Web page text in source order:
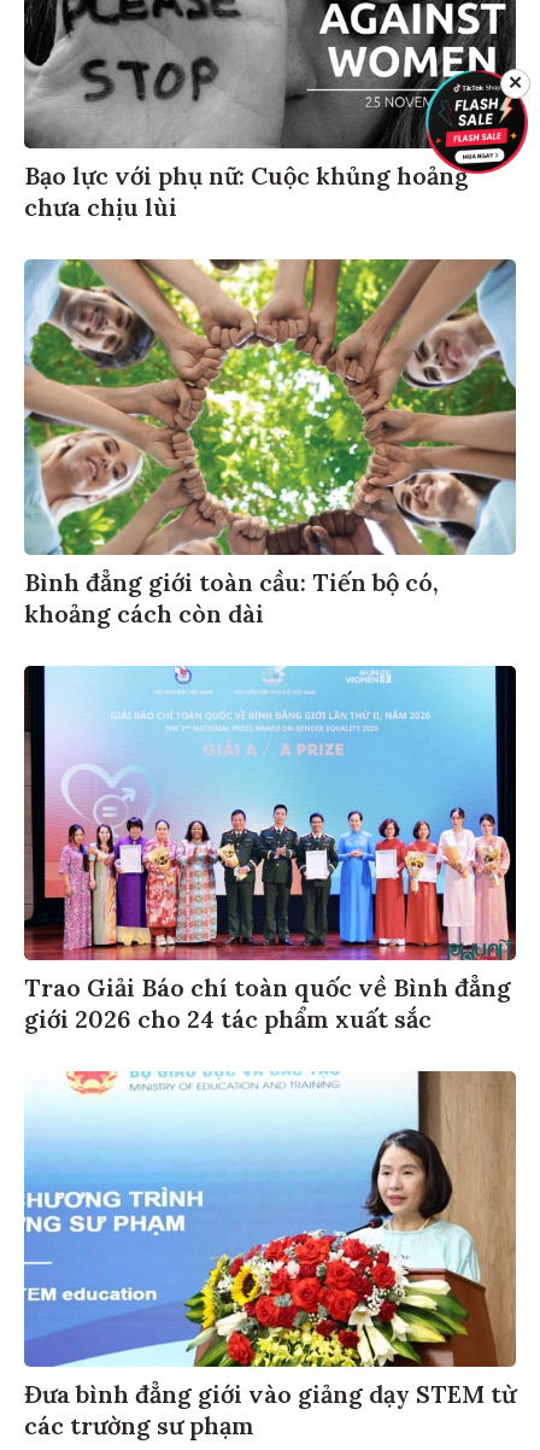
Bạo lực với phụ nữ: Cuộc khủng hoảng
chưa chịu lùi
Bình đẳng giới toàn cầu: Tiến bộ có,
khoảng cách còn dài
Trao Giải Báo chí toàn quốc về Bình đẳng
giới 2026 cho 24 tác phẩm xuất sắc
Đưa bình đẳng giới vào giảng dạy STEM từ
các trường sư phạm
✕